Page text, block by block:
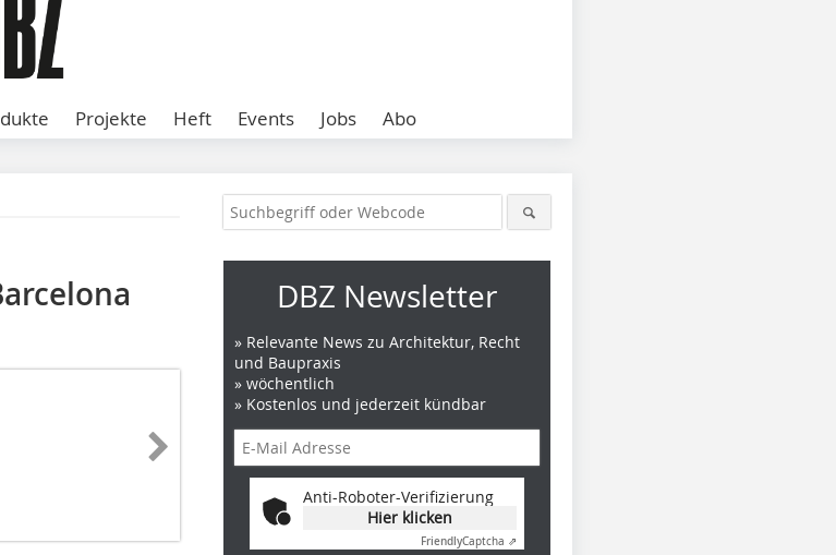
Projekte Heft Events Jobs Abo
DBZ Newsletter
» Relevante News zu Architektur, Recht
und Baupraxis
» wöchentlich
» Kostenlos und jederzeit kündbar
Anti-Roboter-Verifizierung
Hier klicken
FriendlyCaptcha ⇗